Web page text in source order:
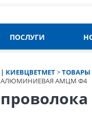
ПОСЛУГИ
| КИЕВЦВЕТМЕТ>ТОВАРЫ
АЛЮМИНИЕВАЯ АМЦМ Ф4